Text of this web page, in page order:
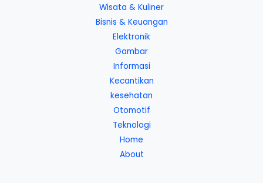
Wisata & Kuliner
Bisnis & Keuangan
Elektronik
Gambar
Informasi
Kecantikan
kesehatan
Otomotif
Teknologi
Home
About